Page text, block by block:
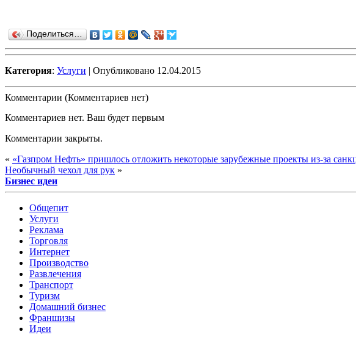
Поделиться…
Категория: Услуги | Опубликовано 12.04.2015
Комментарии (Комментариев нет)
Комментариев нет. Ваш будет первым
Комментарии закрыты.
« «Газпром Нефть» пришлось отложить некоторые зарубежные проекты из-за
Необычный чехол для рук »
Бизнес идеи
Общепит
Услуги
Реклама
Торговля
Интернет
Производство
Развлечения
Транспорт
Туризм
Домашний бизнес
Франшизы
Идеи